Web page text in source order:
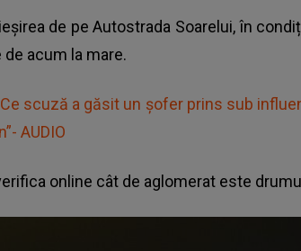
de pe Autostrada Soarelui, în
acum la mare.
scuză a găsit un șofer prins sub
AUDIO
online cât de aglomerat este